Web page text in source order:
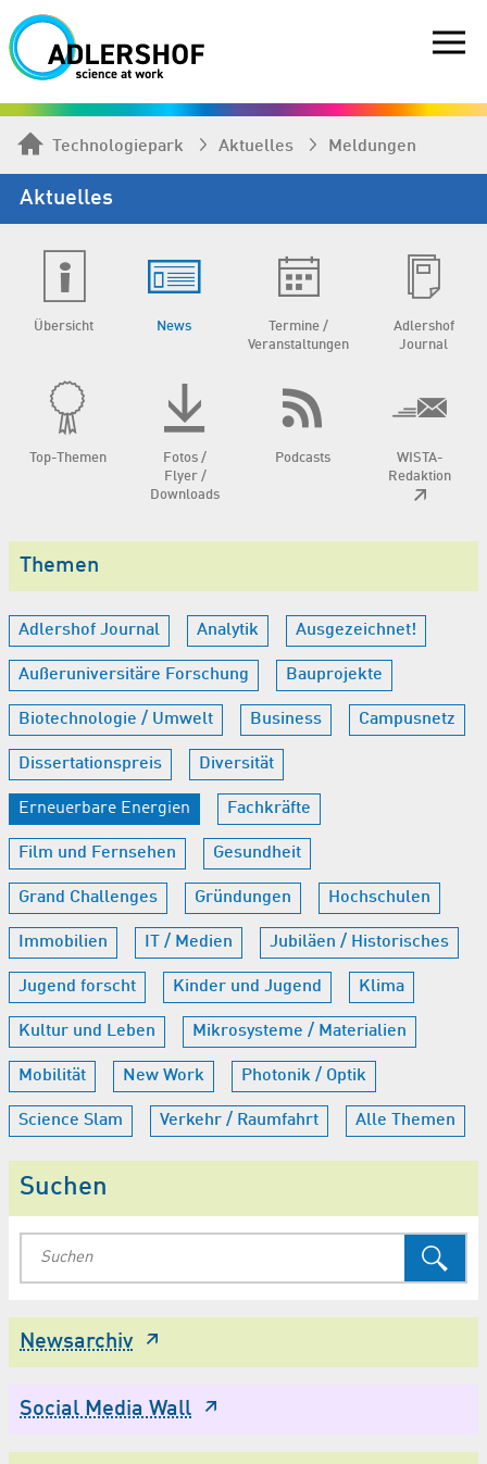
Technologiepark Aktuelles Meldungen
Aktuelles
Übersicht News
Termine /
Veranstaltungen
Adlershof
Journal
Top-Themen
Fotos /
Flyer /
Downloads
Podcasts
WISTA-
Redaktion
Themen
Adlershof Journal Analytik Ausgezeichnet!
Außeruniversitäre Forschung Bauprojekte
Biotechnologie / Umwelt Business Campusnetz
Dissertationspreis Diversität
Erneuerbare Energien Fachkräfte
Film und Fernsehen Gesundheit
Grand Challenges Gründungen Hochschulen
Immobilien IT / Medien Jubiläen / Historisches
Jugend forscht Kinder und Jugend Klima
Kultur und Leben Mikrosysteme / Materialien
Mobilität New Work Photonik / Optik
Science Slam Verkehr / Raumfahrt Alle Themen
Suchen
Newsarchiv
Social Media Wall